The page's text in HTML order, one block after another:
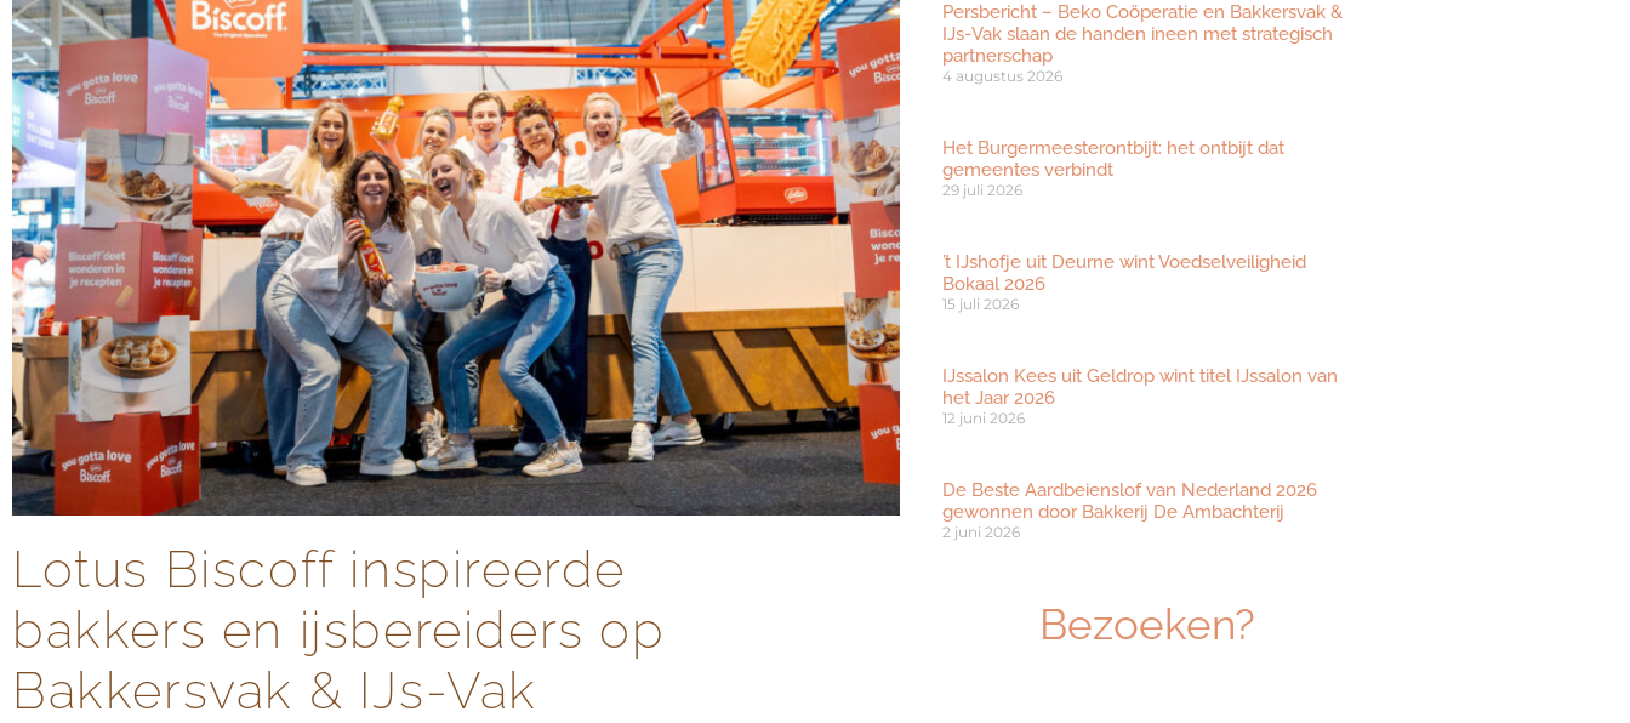
Lotus Biscoff inspireerde
bakkers en ijsbereiders op
Bakkersvak & IJs-Vak
Persbericht – Beko Coöperatie en Bakkersvak &
IJs-Vak slaan de handen ineen met strategisch
partnerschap
4 augustus 2026
Het Burgermeesterontbijt: het ontbijt dat
gemeentes verbindt
29 juli 2026
’t IJshofje uit Deurne wint Voedselveiligheid
Bokaal 2026
15 juli 2026
IJssalon Kees uit Geldrop wint titel IJssalon van
het Jaar 2026
12 juni 2026
De Beste Aardbeienslof van Nederland 2026
gewonnen door Bakkerij De Ambachterij
2 juni 2026
Bezoeken?